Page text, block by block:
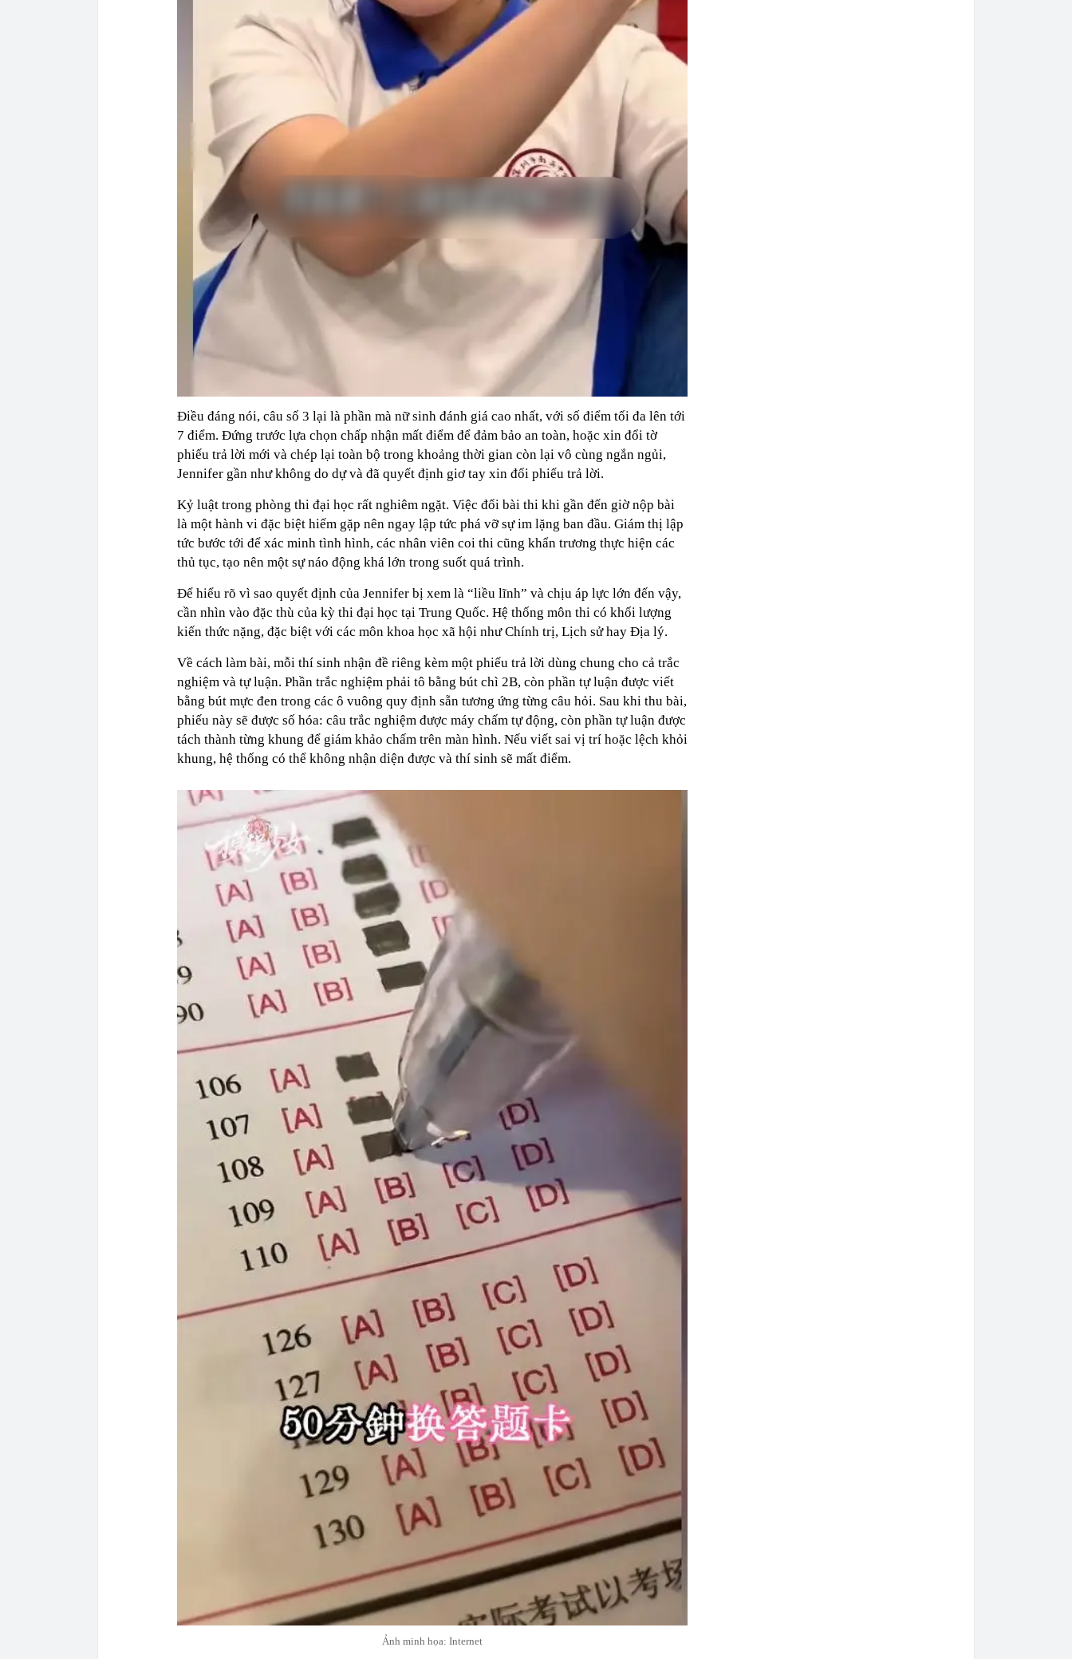
Điều đáng nói, câu số 3 lại là phần mà nữ sinh đánh giá cao nhất, với số điểm tối đa lên tới
7 điểm. Đứng trước lựa chọn chấp nhận mất điểm để đảm bảo an toàn, hoặc xin đổi tờ
phiếu trả lời mới và chép lại toàn bộ trong khoảng thời gian còn lại vô cùng ngắn ngủi,
Jennifer gần như không do dự và đã quyết định giơ tay xin đổi phiếu trả lời.
Kỷ luật trong phòng thi đại học rất nghiêm ngặt. Việc đổi bài thi khi gần đến giờ nộp bài
là một hành vi đặc biệt hiếm gặp nên ngay lập tức phá vỡ sự im lặng ban đầu. Giám thị lập
tức bước tới để xác minh tình hình, các nhân viên coi thi cũng khẩn trương thực hiện các
thủ tục, tạo nên một sự náo động khá lớn trong suốt quá trình.
Để hiểu rõ vì sao quyết định của Jennifer bị xem là “liều lĩnh” và chịu áp lực lớn đến vậy,
cần nhìn vào đặc thù của kỳ thi đại học tại Trung Quốc. Hệ thống môn thi có khối lượng
kiến thức nặng, đặc biệt với các môn khoa học xã hội như Chính trị, Lịch sử hay Địa lý.
Về cách làm bài, mỗi thí sinh nhận đề riêng kèm một phiếu trả lời dùng chung cho cả trắc
nghiệm và tự luận. Phần trắc nghiệm phải tô bằng bút chì 2B, còn phần tự luận được viết
bằng bút mực đen trong các ô vuông quy định sẵn tương ứng từng câu hỏi. Sau khi thu bài,
phiếu này sẽ được số hóa: câu trắc nghiệm được máy chấm tự động, còn phần tự luận được
tách thành từng khung để giám khảo chấm trên màn hình. Nếu viết sai vị trí hoặc lệch khỏi
khung, hệ thống có thể không nhận diện được và thí sinh sẽ mất điểm.
Ảnh minh họa: Internet